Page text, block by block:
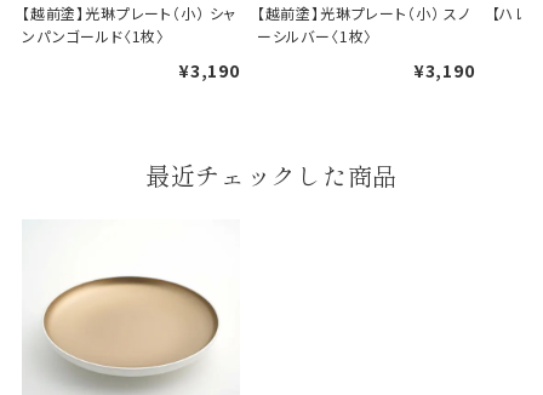
【越前塗】光琳プレート（小） シャ
ンパンゴールド〈1枚〉
¥3,190
【越前塗】光琳プレート（小） スノ
ーシルバー〈1枚〉
¥3,190
【ハレ
最近チェックした商品